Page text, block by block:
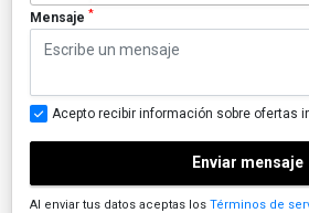
Mensaje *
Acepto recibir información sobre ofertas
Enviar mensaje
Al enviar tus datos aceptas los Términos de